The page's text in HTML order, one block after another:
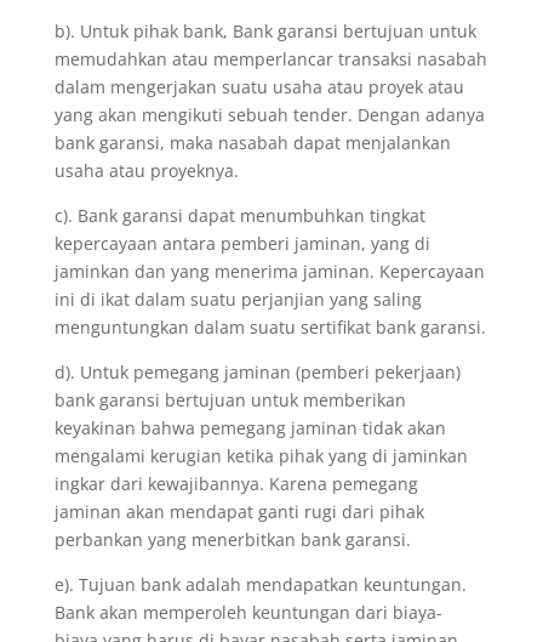
b). Untuk pihak bank, Bank garansi bertujuan untuk
memudahkan atau memperlancar transaksi nasabah
dalam mengerjakan suatu usaha atau proyek atau
yang akan mengikuti sebuah tender. Dengan adanya
bank garansi, maka nasabah dapat menjalankan
usaha atau proyeknya.
c). Bank garansi dapat menumbuhkan tingkat
kepercayaan antara pemberi jaminan, yang di
jaminkan dan yang menerima jaminan. Kepercayaan
ini di ikat dalam suatu perjanjian yang saling
menguntungkan dalam suatu sertifikat bank garansi.
d). Untuk pemegang jaminan (pemberi pekerjaan)
bank garansi bertujuan untuk memberikan
keyakinan bahwa pemegang jaminan tidak akan
mengalami kerugian ketika pihak yang di jaminkan
ingkar dari kewajibannya. Karena pemegang
jaminan akan mendapat ganti rugi dari pihak
perbankan yang menerbitkan bank garansi.
e). Tujuan bank adalah mendapatkan keuntungan.
Bank akan memperoleh keuntungan dari biaya-